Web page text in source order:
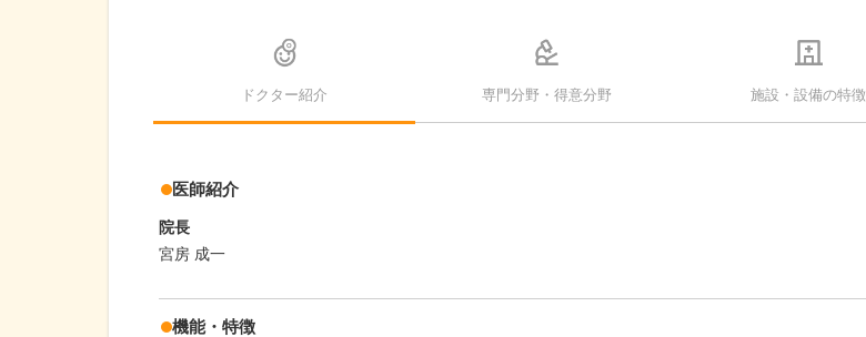
ドクター紹介 専門分野・得意分野 施設・設備の特徴
医師紹介
院長
宮房 成一
機能・特徴